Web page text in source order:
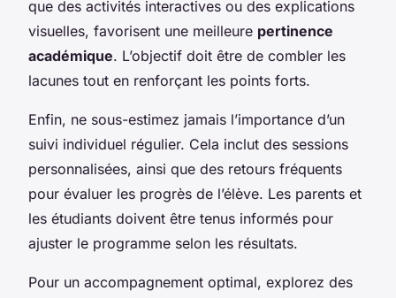
que des activités interactives ou des explications
visuelles, favorisent une meilleure pertinence
académique. L’objectif doit être de combler les
lacunes tout en renforçant les points forts.
Enfin, ne sous-estimez jamais l’importance d’un
suivi individuel régulier. Cela inclut des sessions
personnalisées, ainsi que des retours fréquents
pour évaluer les progrès de l’élève. Les parents et
les étudiants doivent être tenus informés pour
ajuster le programme selon les résultats.
Pour un accompagnement optimal, explorez des